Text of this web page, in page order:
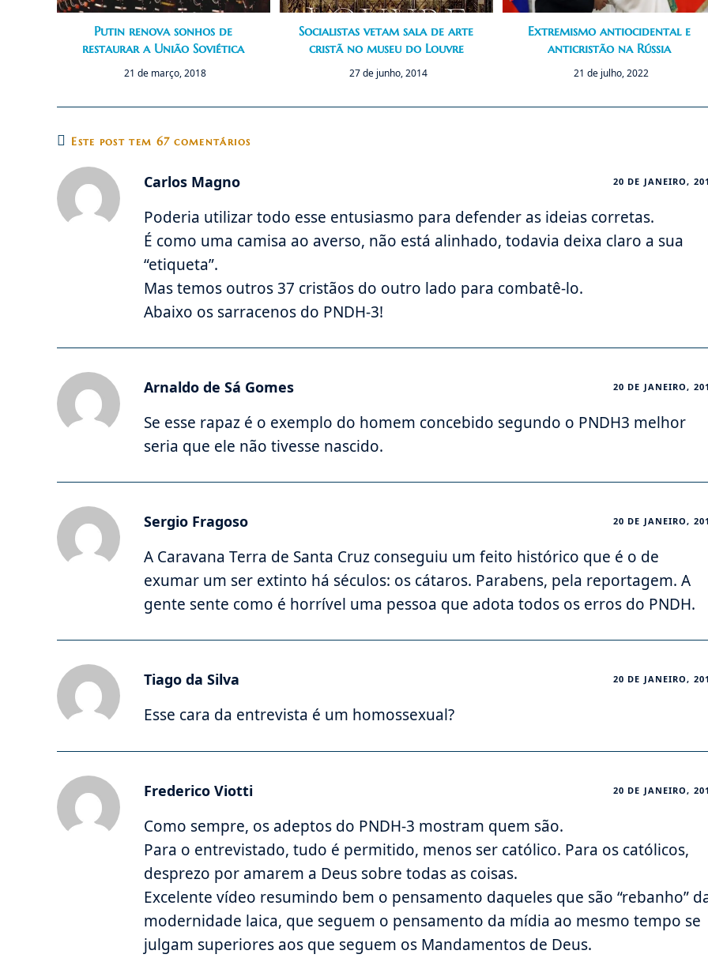
Putin renova sonhos de
restaurar a União Soviética
21 de março, 2018
Socialistas vetam sala de arte
cristã no museu do Louvre
27 de junho, 2014
Extremismo antiocidental e
anticristão na Rússia
21 de julho, 2022
Este post tem 67 comentários
Carlos Magno 20 DE JANEIRO,
Poderia utilizar todo esse entusiasmo para defender as ideias corretas.
É como uma camisa ao averso, não está alinhado, todavia deixa claro a sua
“etiqueta”.
Mas temos outros 37 cristãos do outro lado para combatê-lo.
Abaixo os sarracenos do PNDH-3!
Arnaldo de Sá Gomes 20 DE JANEIRO,
Se esse rapaz é o exemplo do homem concebido segundo o PNDH3 melhor
seria que ele não tivesse nascido.
Sergio Fragoso 20 DE JANEIRO,
A Caravana Terra de Santa Cruz conseguiu um feito histórico que é o de
exumar um ser extinto há séculos: os cátaros. Parabens, pela reportagem. A
gente sente como é horrível uma pessoa que adota todos os erros do PNDH.
Tiago da Silva 20 DE JANEIRO,
Esse cara da entrevista é um homossexual?
Frederico Viotti 20 DE JANEIRO,
Como sempre, os adeptos do PNDH-3 mostram quem são.
Para o entrevistado, tudo é permitido, menos ser católico. Para os católicos,
desprezo por amarem a Deus sobre todas as coisas.
Excelente vídeo resumindo bem o pensamento daqueles que são “rebanho”
modernidade laica, que seguem o pensamento da mídia ao mesmo tempo se
julgam superiores aos que seguem os Mandamentos de Deus.